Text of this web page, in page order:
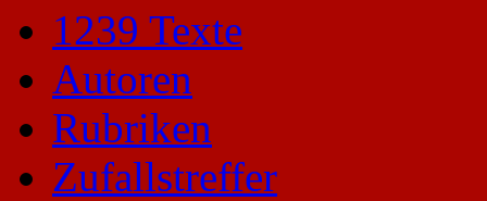
1239 Texte
Autoren
Rubriken
Zufallstreffer